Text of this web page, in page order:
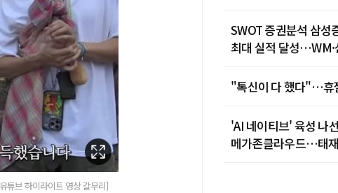
튜브 하이라이트 영상 갈무리]
SWOT 증권분석 삼성
최대 실적 달성…WM·
"톡신이 다 했다"…휴
'AI 네이티브' 육성 나선
메가존클라우드…태